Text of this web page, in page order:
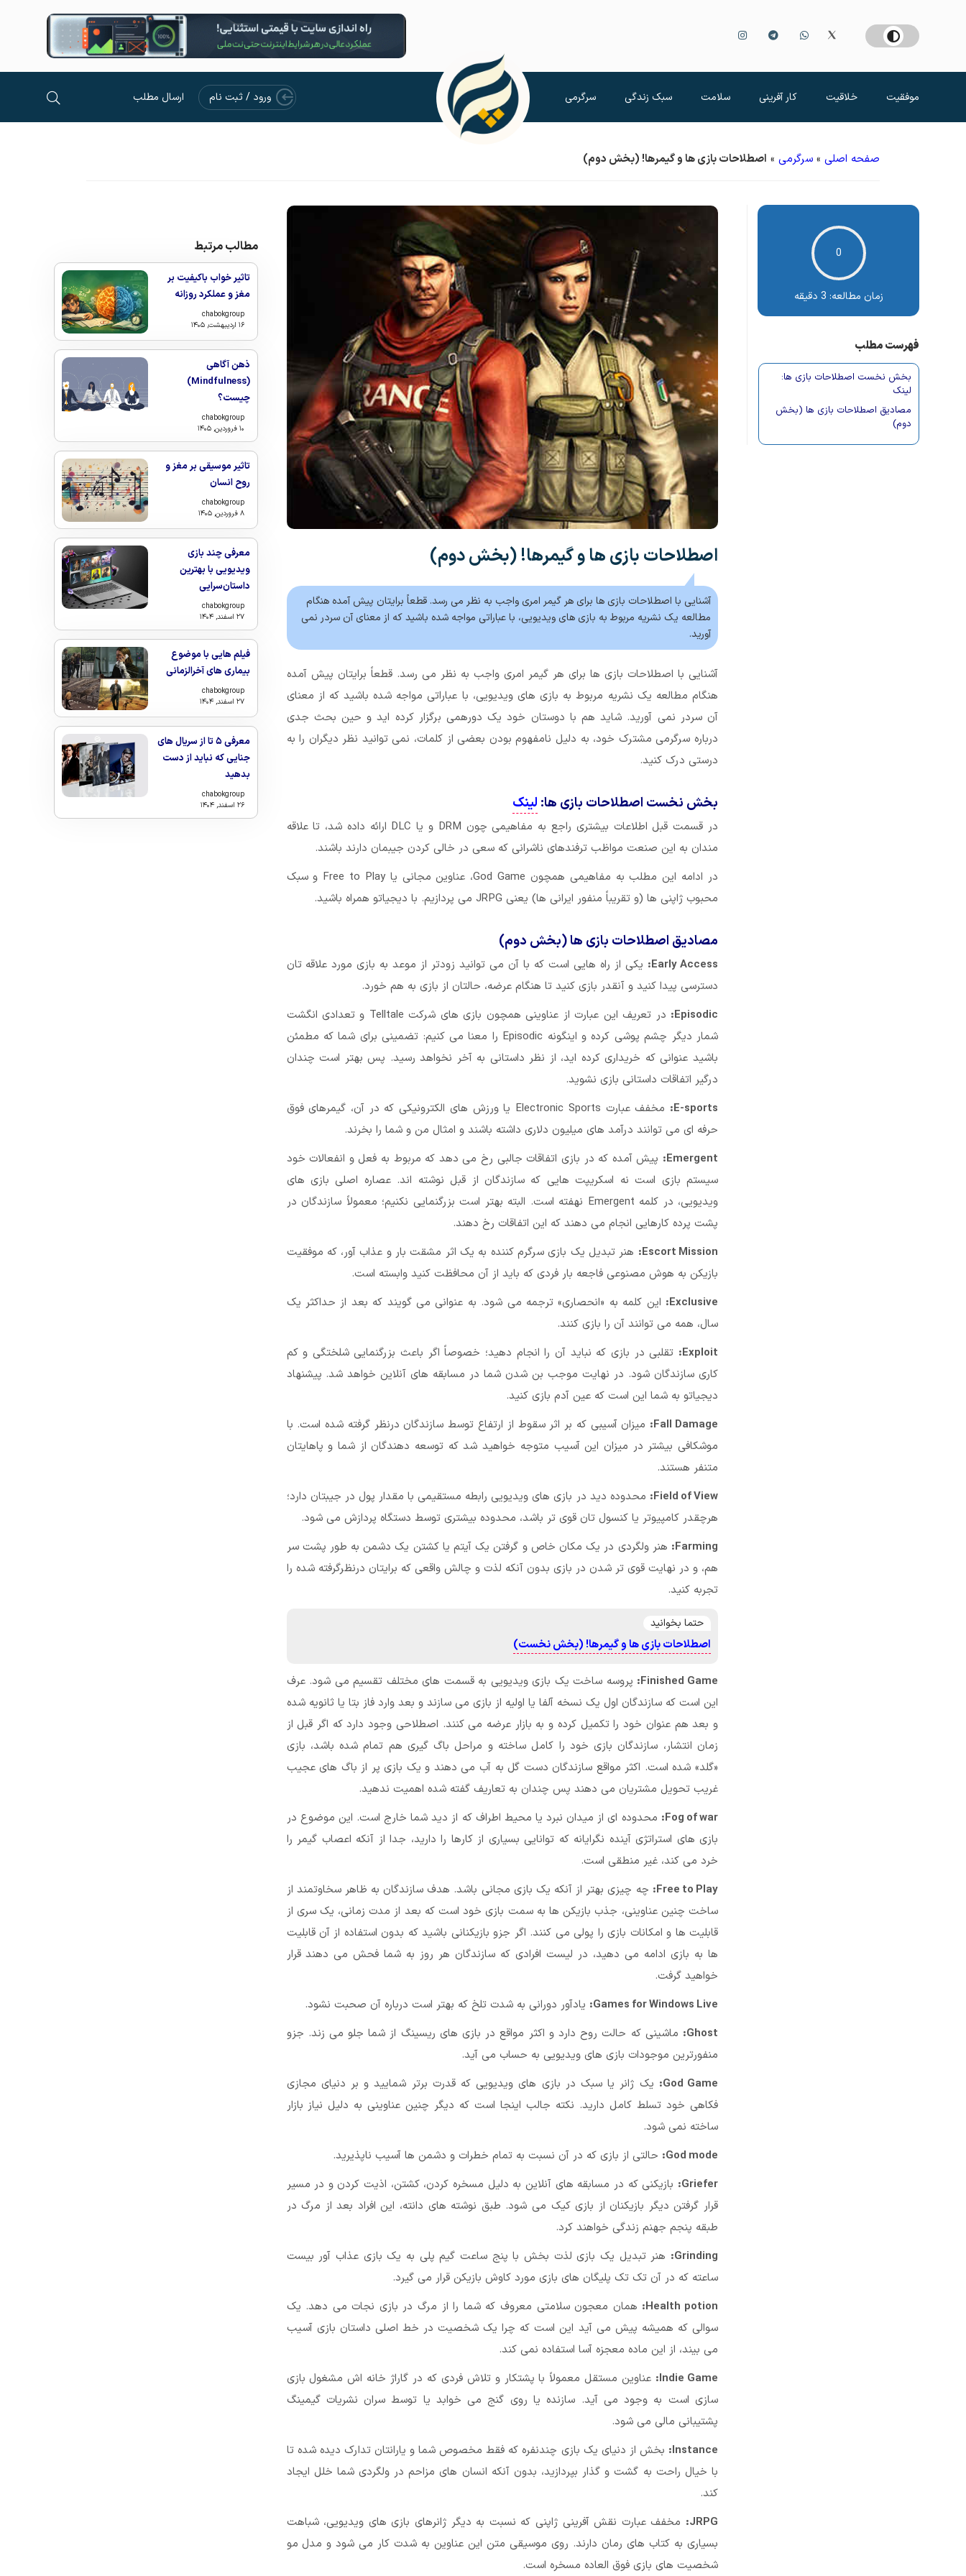
موفقیت خلاقیت کار آفرینی سلامت سبک زندگی سرگرمی ورود / ثبت نام ارسال مطلب
صفحه اصلی » سرگرمی » اصطلاحات بازی ها و گیمرها! (بخش دوم)
اصطلاحات بازی ها و گیمرها! (بخش دوم)
آشنایی با اصطلاحات بازی ها برای هر گیمر امری واجب به نظر می رسد. قطعاً برایتان پیش آمده هنگام
مطالعه یک نشریه مربوط به بازی های ویدیویی، با عباراتی مواجه شده باشید که از معنای آن سردر نمی
آورید.
آشنایی با اصطلاحات بازی ها برای هر گیمر امری واجب به نظر می رسد. قطعاً برایتان پیش آمده
هنگام مطالعه یک نشریه مربوط به بازی های ویدیویی، با عباراتی مواجه شده باشید که از معنای
آن سردر نمی آورید. شاید هم با دوستان خود یک دورهمی برگزار کرده اید و حین بحث جدی
درباره سرگرمی مشترک خود، به دلیل نامفهوم بودن بعضی از کلمات، نمی توانید نظر دیگران را به
درستی درک کنید.
بخش نخست اصطلاحات بازی ها: لینک
در قسمت قبل اطلاعات بیشتری راجع به مفاهیمی چون DRM و یا DLC ارائه داده شد، تا علاقه
مندان به این صنعت مواظب ترفندهای ناشرانی که سعی در خالی کردن جیبمان دارند باشند.
در ادامه این مطلب به مفاهیمی همچون God Game، عناوین مجانی یا Free to Play و سبک
محبوب ژاپنی ها (و تقریباً منفور ایرانی ها) یعنی JRPG می پردازیم. با دیجیاتو همراه باشید.
مصادیق اصطلاحات بازی ها (بخش دوم)
Early Access: یکی از راه هایی است که با آن می توانید زودتر از موعد به بازی مورد علاقه تان
دسترسی پیدا کنید و آنقدر بازی کنید تا هنگام عرضه، حالتان از بازی به هم خورد.
Episodic:
در تعریف این عبارت از عناوینی همچون بازی های شرکت Telltale و تعدادی انگشت
شمار دیگر چشم پوشی کرده و اینگونه Episodic را معنا می کنیم: تضمینی برای شما که مطمئن
باشید عنوانی که خریداری کرده اید، از نظر داستانی به آخر نخواهد رسید. پس بهتر است چندان
درگیر اتفاقات داستانی بازی نشوید.
E-sports:
مخفف عبارت Electronic Sports یا ورزش های الکترونیکی که در آن، گیمرهای فوق
حرفه ای می توانند درآمد های میلیون دلاری داشته باشند و امثال من و شما را بخرند.
Emergent: پیش آمده که در بازی اتفاقات جالبی رخ می دهد که مربوط به فعل و انفعالات خود
سیستم بازی است نه اسکریپت هایی که سازندگان از قبل نوشته اند. عصاره اصلی بازی های
ویدیویی، در کلمه Emergent نهفته است. البته بهتر است بزرگنمایی نکنیم؛ معمولاً سازندگان در
پشت پرده کارهایی انجام می دهند که این اتفاقات رخ دهند.
Escort Mission: هنر تبدیل یک بازی سرگرم کننده به یک اثر مشقت بار و عذاب آور، که موفقیت
بازیکن به هوش مصنوعی فاجعه بار فردی که باید از آن محافظت کنید وابسته است.
Exclusive: این کلمه به «انحصاری» ترجمه می شود. به عنوانی می گویند که بعد از حداکثر یک
سال، همه می توانند آن را بازی کنند.
Exploit:
تقلبی در بازی که نباید آن را انجام دهید؛ خصوصاً اگر باعث بزرگنمایی شلختگی و کم
کاری سازندگان شود. در نهایت موجب بن شدن شما در مسابقه های آنلاین خواهد شد. پیشنهاد
دیجیاتو به شما این است که عین آدم بازی کنید.
Fall Damage: میزان آسیبی که بر اثر سقوط از ارتفاع توسط سازندگان درنظر گرفته شده است. با
موشکافی بیشتر در میزان این آسیب متوجه خواهید شد که توسعه دهندگان از شما و پاهایتان
متنفر هستند.
Field of View: محدوده دید در بازی های ویدیویی رابطه مستقیمی با مقدار پول در جیبتان دارد؛
هرچقدر کامپیوتر یا کنسول تان قوی تر باشد، محدوده بیشتری توسط دستگاه پردازش می شود.
Farming: هنر ولگردی در یک مکان خاص و گرفتن یک آیتم یا کشتن یک دشمن به طور پشت سر
هم، و در نهایت قوی تر شدن در بازی بدون آنکه لذت و چالش واقعی که برایتان درنظرگرفته شده را
تجربه کنید.
حتما بخوانید
اصطلاحات بازی ها و گیمرها! (بخش نخست)
Finished Game: پروسه ساخت یک بازی ویدیویی به قسمت های مختلف تقسیم می شود. عرف
این است که سازندگان اول یک نسخه آلفا یا اولیه از بازی می سازند و بعد وارد فاز بتا یا ثانویه شده
و بعد هم عنوان خود را تکمیل کرده و به بازار عرضه می کنند. اصطلاحی وجود دارد که اگر قبل از
زمان انتشار، سازندگان بازی خود را کامل ساخته و مراحل باگ گیری هم تمام شده باشد، بازی
«گلد» شده است. اکثر مواقع سازندگان دست گل به آب می دهند و یک بازی پر از باگ های عجیب
غریب تحویل مشتریان می دهند پس چندان به تعاریف گفته شده اهمیت ندهید.
Fog of war: محدوده ای از میدان نبرد یا محیط اطراف که از دید شما خارج است. این موضوع در
بازی های استراتژی آینده نگرایانه که توانایی بسیاری از کارها را دارید، جدا از آنکه اعصاب گیمر را
خرد می کند، غیر منطقی است.
Free to Play: چه چیزی بهتر از آنکه یک بازی مجانی باشد. هدف سازندگان به ظاهر سخاوتمند از
ساخت چنین عناوینی، جذب بازیکن ها به سمت بازی خود است که بعد از مدت زمانی، یک سری از
قابلیت ها و امکانات بازی را پولی می کنند. اگر جزو بازیکنانی باشید که بدون استفاده از آن قابلیت
ها به بازی ادامه می دهید، در لیست افرادی که سازندگان هر روز به شما فحش می دهند قرار
خواهید گرفت.
Games for Windows Live: یادآور دورانی به شدت تلخ که بهتر است درباره آن صحبت نشود.
Ghost: ماشینی که حالت روح دارد و اکثر مواقع در بازی های ریسینگ از شما جلو می زند. جزو
منفورترین موجودات بازی های ویدیویی به حساب می آید.
God Game:
یک ژانر یا سبک در بازی های ویدیویی که قدرت برتر شمایید و بر دنیای مجازی
فکاهی خود تسلط کامل دارید. نکته جالب اینجا است که دیگر چنین عناوینی به دلیل نیاز بازار
ساخته نمی شود.
God mode: حالتی از بازی که در آن نسبت به تمام خطرات و دشمن ها آسیب ناپذیرید.
Griefer: بازیکنی که در مسابقه های آنلاین به دلیل مسخره کردن، کشتن، اذیت کردن و در مسیر
قرار گرفتن دیگر بازیکنان از بازی کیک می شود. طبق نوشته های دانته، این افراد بعد از مرگ در
طبقه پنجم جهنم زندگی خواهند کرد.
Grinding:
هنر تبدیل یک بازی لذت بخش با پنج ساعت گیم پلی به یک بازی عذاب آور بیست
ساعته که در آن تک تک پلیگان های بازی مورد کاوش بازیکن قرار می گیرد.
Health potion: همان معجون سلامتی معروف که شما را از مرگ در بازی نجات می دهد. یک
سوالی که همیشه پیش می آید این است که چرا یک شخصیت در خط اصلی داستان بازی آسیب
می بیند، از این ماده معجزه آسا استفاده نمی کند.
Indie Game: عناوین مستقل معمولاً با پشتکار و تلاش فردی که در گاراژ خانه اش مشغول بازی
سازی است به وجود می آید. سازنده یا روی گنج می خوابد یا توسط سران نشریات گیمینگ
پشتیبانی مالی می شود.
Instance: بخش از دنیای یک بازی چندنفره که فقط مخصوص شما و یارانتان تدارک دیده شده تا
با خیال راحت به گشت و گذار بپردازید، بدون آنکه انسان های مزاحم در ولگردی شما خلل ایجاد
کند.
JRPG:
مخفف عبارت نقش آفرینی ژاپنی که نسبت به دیگر ژانرهای بازی های ویدیویی، شباهت
بسیاری به کتاب های رمان دارند. روی موسیقی متن این عناوین به شدت کار می شود و مدل مو
شخصیت های بازی فوق العاده مسخره است.
0
زمان مطالعه: 3 دقیقه
فهرست مطلب
بخش نخست اصطلاحات بازی ها:
لینک
مصادیق اصطلاحات بازی ها (بخش
دوم)
مطالب مرتبط
تاثیر خواب باکیفیت بر
مغز و عملکرد روزانه
chabokgroup
۱۶ اردیبهشت, ۱۴۰۵
ذهن‌ آگاهی
(Mindfulness)
چیست؟
chabokgroup
۱۰ فروردین, ۱۴۰۵
تاثیر موسیقی بر مغز و
روح انسان
chabokgroup
۸ فروردین, ۱۴۰۵
معرفی چند بازی
ویدیویی با بهترین
داستان‌سرایی
chabokgroup
۲۷ اسفند, ۱۴۰۴
فیلم هایی با موضوع
بیماری های آخرالزمانی
chabokgroup
۲۷ اسفند, ۱۴۰۴
معرفی ۵ تا از سریال های
جنایی که نباید از دست
بدهید
chabokgroup
۲۶ اسفند, ۱۴۰۴